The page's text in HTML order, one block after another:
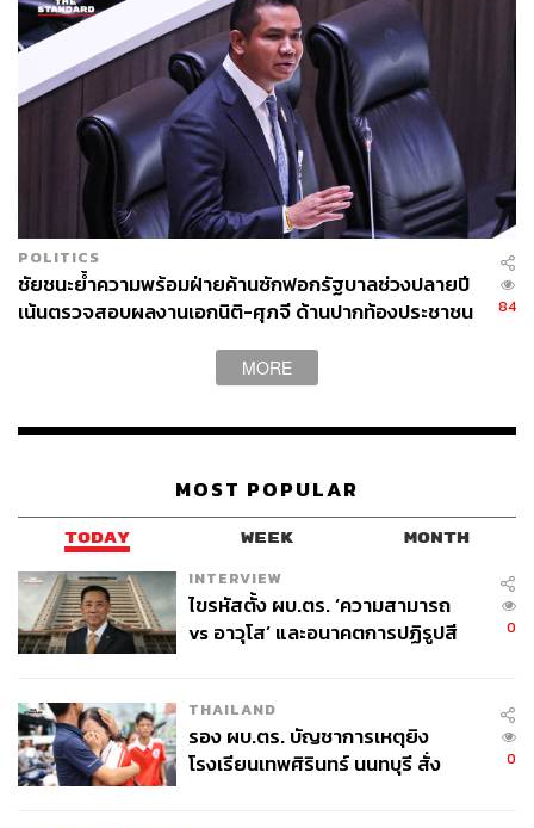
POLITICS
ชัยชนะย้ำความพร้อมฝ่ายค้านซักฟอกรัฐบาลช่วงปลายปี
เน้นตรวจสอบผลงานเอกนิติ-ศุภจี ด้านปากท้องประชาชน
84
MORE
MOST POPULAR
TODAY WEEK MONTH
INTERVIEW
ไขรหัสตั้ง ผบ.ตร. ‘ความสามารถ
vs อาวุโส’ และอนาคตการปฏิรูปสี
0
THAILAND
รอง ผบ.ตร. บัญชาการเหตุยิง
โรงเรียนเทพศิรินทร์ นนทบุรี สั่ง
0